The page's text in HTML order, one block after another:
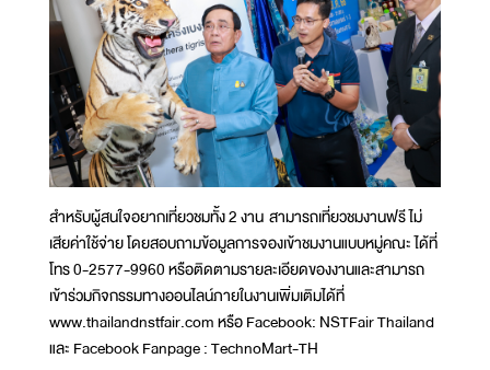
สำหรับผู้สนใจอยากเที่ยวชมทั้ง 2 งาน สามารถเที่ยวชมงานฟรี ไม่
เสียค่าใช้จ่าย โดยสอบถามข้อมูลการจองเข้าชมงานแบบหมู่คณะ ได้ที่
โทร 0-2577-9960 หรือติดตามรายละเอียดของงานและสามารถ
เข้าร่วมกิจกรรมทางออนไลน์ภายในงานเพิ่มเติมได้ที่
www.thailandnstfair.com หรือ Facebook: NSTFair Thailand
และ Facebook Fanpage : TechnoMart-TH